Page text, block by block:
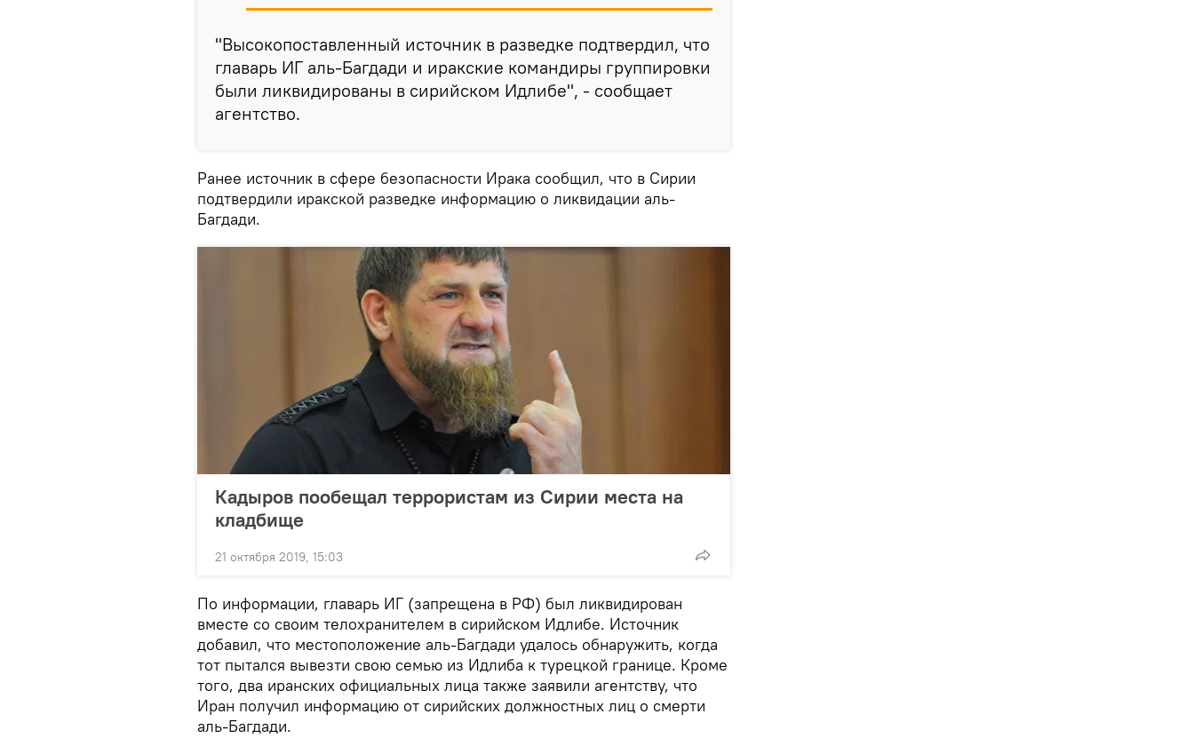
"Высокопоставленный источник в разведке подтвердил, что
главарь ИГ аль-Багдади и иракские командиры группировки
были ликвидированы в сирийском Идлибе", - сообщает
агентство.
Ранее источник в сфере безопасности Ирака сообщил, что в Сирии
подтвердили иракской разведке информацию о ликвидации аль-
Багдади.
Кадыров пообещал террористам из Сирии места на
кладбище
21 октября 2019, 15:03
По информации, главарь ИГ (запрещена в РФ) был ликвидирован
вместе со своим телохранителем в сирийском Идлибе. Источник
добавил, что местоположение аль-Багдади удалось обнаружить, когда
тот пытался вывезти свою семью из Идлиба к турецкой границе. Кроме
того, два иранских официальных лица также заявили агентству, что
Иран получил информацию от сирийских должностных лиц о смерти
аль-Багдади.